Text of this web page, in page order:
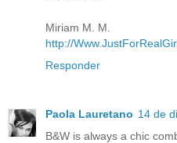
Miriam M. M.
http://
Responder
Paola Lauretano 14 de
B&W is always a chic